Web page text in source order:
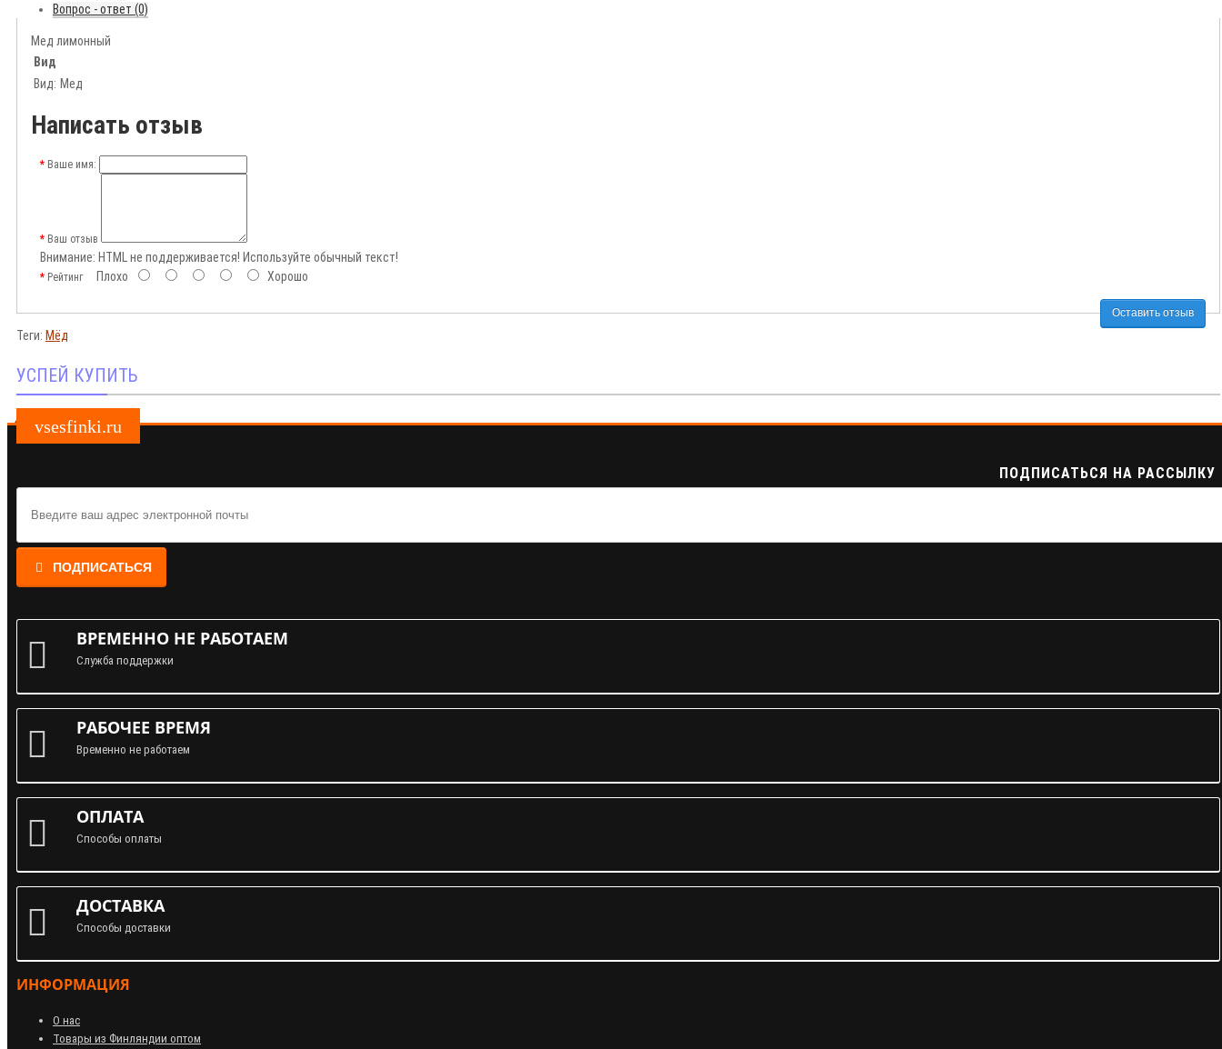
Вопрос - ответ (0)
Мед лимонный
Вид
Вид: Мед
Написать отзыв
Ваше имя:
Ваш отзыв
Внимание: HTML не поддерживается! Используйте обычный текст!
РейтингПлохо Хорошо
Оставить отзыв
Теги: Мёд
УСПЕЙ КУПИТЬ
vsesfinki.ru
ПОДПИСАТЬСЯ НА РАССЫЛКУ
ПОДПИСАТЬСЯ
ВРЕМЕННО НЕ РАБОТАЕМ
Служба поддержки
РАБОЧЕЕ ВРЕМЯ
Временно не работаем
ОПЛАТА
Способы оплаты
ДОСТАВКА
Способы доставки
ИНФОРМАЦИЯ
О нас
Товары из Финляндии оптом